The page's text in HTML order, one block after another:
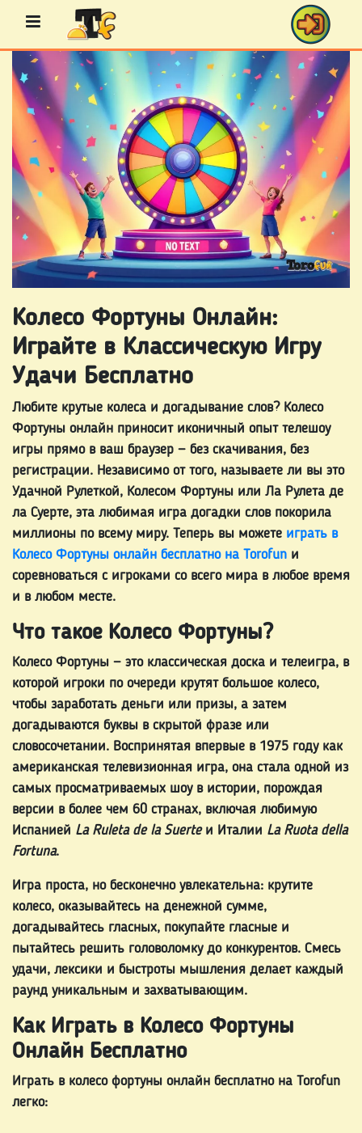
БИНГО
ИГРЫ
КАЗИНО
ИГРЫ
КАРТОЧНЫЕ
ИГРЫ
ЛОТЕРЕИ
НАСТОЛЬНЫЕ
ИГРЫ
ДРУГИЕ
ИГРЫ
ПОКЕРНЫЕ
ИГРЫ
ЗАРЕГИСТРИРОВАТЬСЯ
АВТОРИЗОВАТЬСЯ
МАГАЗИН
РЕЙТИНГ
ИЗМЕНИТЬ
ЯЗЫК
к
содержимому
Колесо Фортуны Онлайн:
Играйте в Классическую Игру
Удачи Бесплатно
Любите крутые колеса и догадывание слов? Колесо
Фортуны онлайн приносит иконичный опыт телешоу
игры прямо в ваш браузер — без скачивания, без
регистрации. Независимо от того, называете ли вы это
Удачной Рулеткой, Колесом Фортуны или Ла Рулета де
ла Суерте, эта любимая игра догадки слов покорила
миллионы по всему миру. Теперь вы можете играть в
Колесо Фортуны онлайн бесплатно на Torofun и
соревноваться с игроками со всего мира в любое время
и в любом месте.
Что такое Колесо Фортуны?
Колесо Фортуны — это классическая доска и телеигра, в
которой игроки по очереди крутят большое колесо,
чтобы заработать деньги или призы, а затем
догадываются буквы в скрытой фразе или
словосочетании. Воспринятая впервые в 1975 году как
американская телевизионная игра, она стала одной из
самых просматриваемых шоу в истории, порождая
версии в более чем 60 странах, включая любимую
Испанией La Ruleta de la Suerteи Италии La Ruota della
Fortuna.
Игра проста, но бесконечно увлекательна: крутите
колесо, оказывайтесь на денежной сумме,
догадывайтесь гласных, покупайте гласные и
пытайтесь решить головоломку до конкурентов. Смесь
удачи, лексики и быстроты мышления делает каждый
раунд уникальным и захватывающим.
Как Играть в Колесо Фортуны
Онлайн Бесплатно
Играть в колесо фортуны онлайн бесплатнона Torofun
легко: